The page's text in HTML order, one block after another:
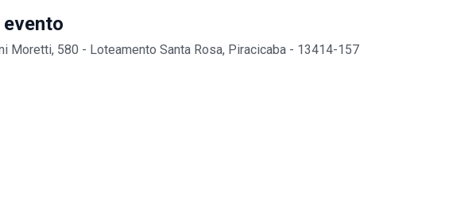
Moretti, 580 - Loteamento Santa Rosa, Piracicaba - 13414-157